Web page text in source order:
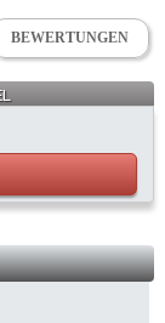
BEWERTUNGEN